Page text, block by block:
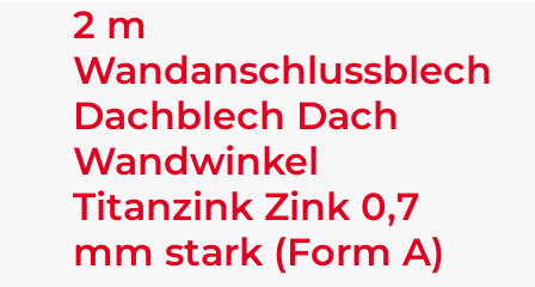
2 m
Wandanschlussblech
Dachblech Dach
Wandwinkel
Titanzink Zink 0,7
mm stark (Form A)